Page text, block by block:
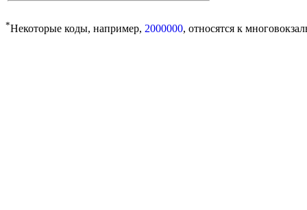
*Некоторые коды, например, 2000000, относятся к